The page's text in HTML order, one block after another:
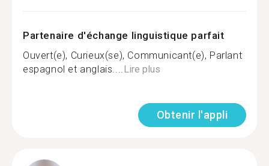
Partenaire d'échange linguistique parfait
Ouvert(e), Curieux(se), Communicant(e), Parlant
espagnol et anglais....Lire plus
Obtenir l'appli